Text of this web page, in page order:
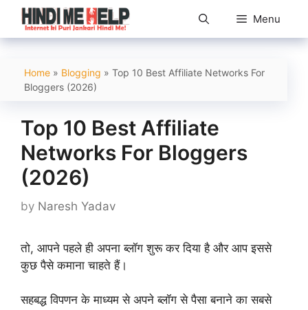
Skip
content
Menu
Home » Blogging » Top 10 Best Affiliate Networks For
Bloggers (2026)
Top 10 Best Affiliate
Networks For Bloggers
(2026)
by Naresh Yadav
तो, आपने पहले ही अपना ब्लॉग शुरू कर दिया है और आप इससे
कुछ पैसे कमाना चाहते हैं।
सहबद्ध विपणन के माध्यम से अपने ब्लॉग से पैसा बनाने का सबसे